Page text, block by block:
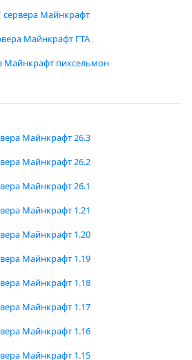
сервера Майнкрафт
Майнкрафт ГТА
Майнкрафт пиксельмон
Майнкрафт 26.3
Майнкрафт 26.2
Майнкрафт 26.1
Майнкрафт 1.21
Майнкрафт 1.20
Майнкрафт 1.19
Майнкрафт 1.18
Майнкрафт 1.17
Майнкрафт 1.16
Майнкрафт 1.15